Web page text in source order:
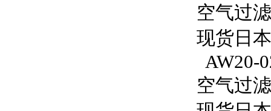
空气过
现货日
AW20-
空气过